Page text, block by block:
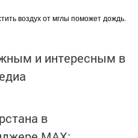
воздух от мглы поможет дождь.
и интересным в
в